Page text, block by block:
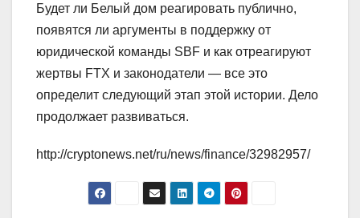
Будет ли Белый дом реагировать публично,
появятся ли аргументы в поддержку от
юридической команды SBF и как отреагируют
жертвы FTX и законодатели — все это
определит следующий этап этой истории. Дело
продолжает развиваться.
http://cryptonews.net/ru/news/finance/32982957/